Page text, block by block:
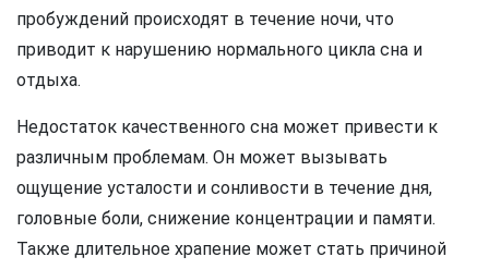
пробуждений происходят в течение ночи, что
приводит к нарушению нормального цикла сна и
отдыха.
Недостаток качественного сна может привести к
различным проблемам. Он может вызывать
ощущение усталости и сонливости в течение дня,
головные боли, снижение концентрации и памяти.
Также длительное храпение может стать причиной